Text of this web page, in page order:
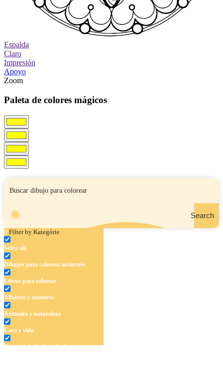
Espalda
Claro
Impresión
Apoyo
Zoom
Paleta de colores mágicos
Search
Filter by Kategórie
Select all
Dibujos para colorear antiestrés
Libros para colorear
Alfabeto y números
Animales y naturaleza
Casa y vida
Cuentos de hadas y hadas